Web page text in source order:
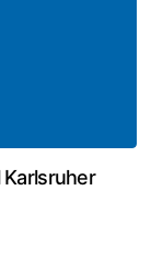
Karlsruher